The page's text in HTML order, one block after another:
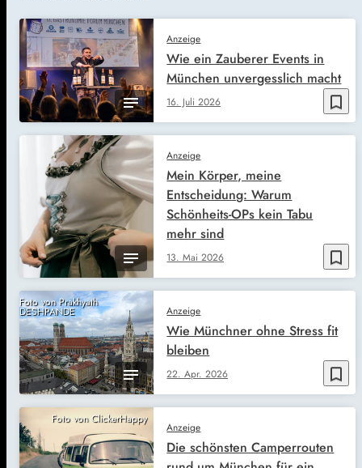
bookmark_border
Anzeige
16. Juli 2026
Wie ein Zauberer Events in
München unvergesslich macht
bookmark_border
Anzeige
13. Mai 2026
Mein Körper, meine
Entscheidung: Warum
Schönheits-OPs kein Tabu
mehr sind
Foto von Prakhyath
DESHPANDE
bookmark_border
Anzeige
22. Apr. 2026
Wie Münchner ohne Stress fit
bleiben
Foto von ClickerHappy
Anzeige
Die schönsten Camperrouten